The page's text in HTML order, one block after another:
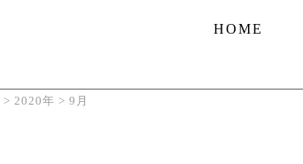
HOME
> 2020年 > 9月